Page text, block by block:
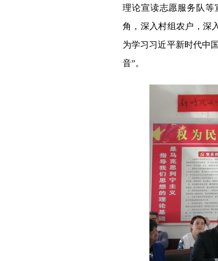
理论宣读志愿服务队等
角 ， 深入村组农户 ，深
为学习习近平新时代中
音”。